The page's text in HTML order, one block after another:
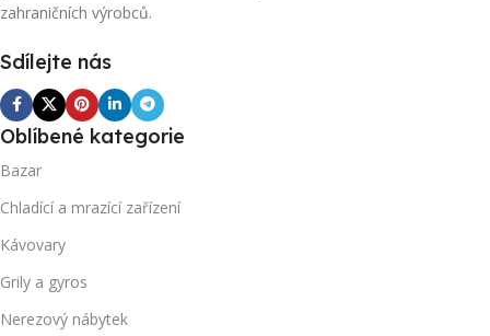
zahraničních výrobců.
Sdílejte nás
Oblíbené kategorie
Bazar
Chladící a mrazící zařízení
Kávovary
Grily a gyros
Nerezový nábytek